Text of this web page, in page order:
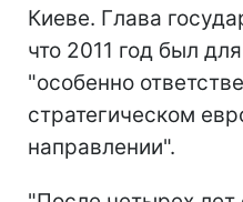
Киеве. Глава
что 2011 год был
"особенно
стратегическом
направлении".